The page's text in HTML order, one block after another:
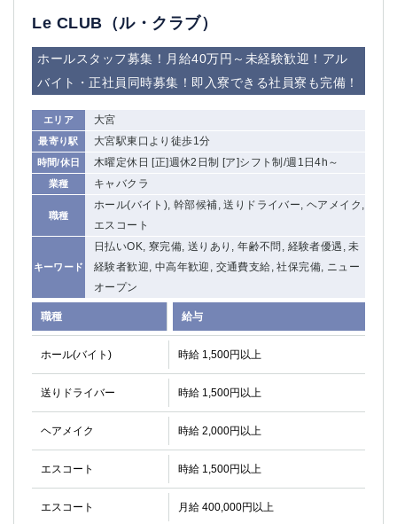
Le CLUB（ル・クラブ）
ホールスタッフ募集！月給40万円～未経験歓迎！アル
バイト・正社員同時募集！即入寮できる社員寮も完備！
エリア 大宮
最寄り駅 大宮駅東口より徒歩1分
時間/休日 木曜定休日 [正]週休2日制 [ア]シフト制/週1日4h～
業種 キャバクラ
職種
ホール(バイト), 幹部候補, 送りドライバー, ヘアメイク,
エスコート
キーワード
日払いOK, 寮完備, 送りあり, 年齢不問, 経験者優遇, 未
経験者歓迎, 中高年歓迎, 交通費支給, 社保完備, ニュー
オープン
職種 給与
ホール(バイト) 時給 1,500円以上
送りドライバー 時給 1,500円以上
ヘアメイク 時給 2,000円以上
エスコート 時給 1,500円以上
エスコート 月給 400,000円以上